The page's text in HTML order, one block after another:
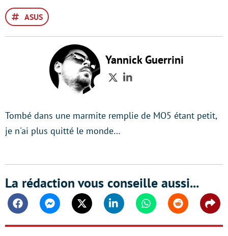
ASUS
Yannick Guerrini
TwitterLinkedIn
Tombé dans une marmite remplie de MO5 étant petit,
je n'ai plus quitté le monde…
La rédaction vous conseille aussi...
FacebookMessengerTwitter Linkedin WhatsappReddit